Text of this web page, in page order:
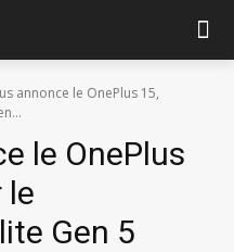
annonce le OnePlus 15,
le OnePlus
le
Gen 5